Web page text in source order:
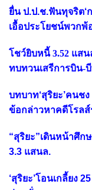
ยื่น ป.ป.ช.ฟันทุจริต‘
เอื้อประโยชน์พวกพ้
โชว์ยิบหนี้ 3.52 แส
ทบทวนเสรีการบิน-
บทบาท‘สุริยะ’คนช
ข้อกล่าวหาคดีโรล
“สุริยะ”เดินหน้าศึก
3.3 แสนล.
‘สุริยะ’โอนเกลี้ยง